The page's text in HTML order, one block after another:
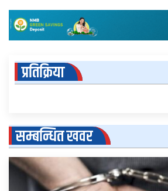
प्रतिक्रिया
सम्बन्धित खवर